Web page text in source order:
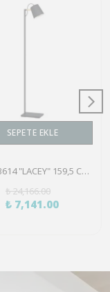
SEPETE EKLE
Eglo 43614 "LACEY" 159,5 Cm Yüksekliğinde Çelik, Ahşap Köşe Lambası Lambader
₺ 24,166.00
₺ 7,141.00